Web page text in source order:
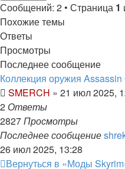
Сообщений: 2 • Страница 1
Похожие темы
Ответы
Просмотры
Последнее сообщение
Коллекция оружия
SMERCH » 21 июл 2025,
2 Ответы
2827Просмотры
Последнее сообщение
26 июл 2025, 13:28
Вернуться в «Моды